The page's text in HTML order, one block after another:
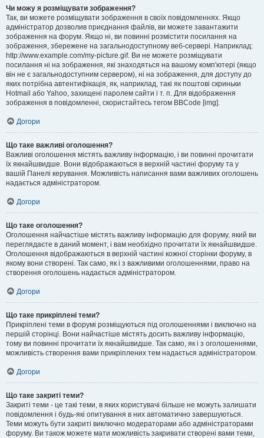
Чи можу я розміщувати зображення?
Так, ви можете розміщувати зображення в своїх повідомленнях. Якщо
адміністратор дозволив приєднання файлів, ви можете завантажити
зображення на форум. Якщо ні, ви повинні розмістити посилання на
зображення, збережене на загальнодоступному веб-сервері. Наприклад:
http://www.example.com/my-picture.gif. Ви не можете розміщувати
посилання ні на зображення, які знаходяться на вашому комп'ютері (якщо
він не є загальнодоступним сервером), ні на зображення, для доступу до
яких потрібна автентифікація, як, наприклад, такі як поштові скриньки
Hotmail або Yahoo, захищені паролем сайти і т. п. Для відображення
зображення в повідомленні, скористайтесь тегом BBCode [img].
Догори
Що таке важливі оголошення?
Важливі оголошення містять важливу інформацію, і ви повинні прочитати
їх якнайшвидше. Вони відображаються в верхній частині форуму та у
вашій Панелі керування. Можливість написання вами важливих оголошень
надається адміністратором.
Догори
Що таке оголошення?
Оголошення найчастіше містять важливу інформацію для форуму, який ви
переглядаєте в даний момент, і вам необхідно прочитати їх якнайшвидше.
Оголошення відображаються в верхній частині кожної сторінки форуму, в
якому вони створені. Так само, як і з важливими оголошеннями, право на
створення оголошень надається адміністратором.
Догори
Що таке прикріплені теми?
Прикріплені теми в форумі розміщуються під оголошеннями і виключно на
першій сторінці. Вони найчастіше містять досить важливу інформацію,
тому ви повинні прочитати їх якнайшвидше. Так само, як і з оголошеннями,
можливість створення вами прикріплених тем надається адміністратором.
Догори
Що таке закриті теми?
Закриті теми - це такі теми, в яких користувачі більше не можуть залишати
повідомлення і будь-які опитування в них автоматично завершуються.
Теми можуть бути закриті виключно модераторами або адміністраторами
форуму. Ви також можете мати можливість закривати створені вами теми,